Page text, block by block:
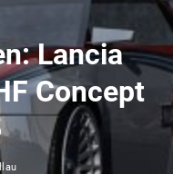
Lancia
Concept